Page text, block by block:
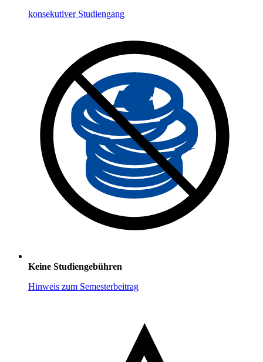
konsekutiver Studiengang
Keine Studiengebühren
Hinweis zum Semesterbeitrag